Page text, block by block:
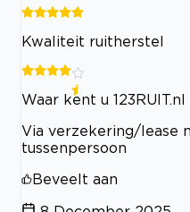
Kwaliteit ruitherstel
Waar kent u 123RUIT.nl
Via verzekering/lease
tussenpersoon
Beveelt aan